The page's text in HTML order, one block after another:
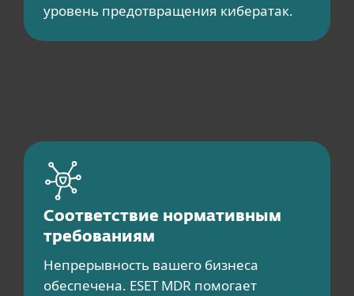
уровень предотвращения кибератак.
Соответствие нормативным
требованиям
Непрерывность вашего бизнеса
обеспечена. ESET MDR помогает